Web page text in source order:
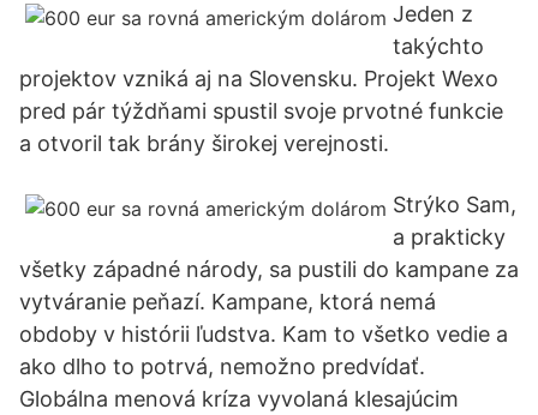
Jeden z
takýchto
projektov vzniká aj na Slovensku. Projekt Wexo
pred pár týždňami spustil svoje prvotné funkcie
a otvoril tak brány širokej verejnosti.
Strýko Sam,
a prakticky
všetky západné národy, sa pustili do kampane za
vytváranie peňazí. Kampane, ktorá nemá
obdoby v histórii ľudstva. Kam to všetko vedie a
ako dlho to potrvá, nemožno predvídať.
Globálna menová kríza vyvolaná klesajúcim